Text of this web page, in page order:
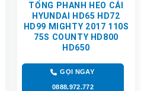
TỔNG PHANH HEO CÁI
HYUNDAI HD65 HD72
HD99 MIGHTY 2017 110S
75S COUNTY HD800
HD650
GỌI NGAY
0888.972.772